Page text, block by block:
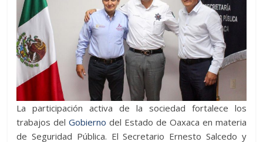
La participación activa de la sociedad fortalece los
trabajos delGobierno del Estado de Oaxaca en materia
de Seguridad Pública. El Secretario Ernesto Salcedo y